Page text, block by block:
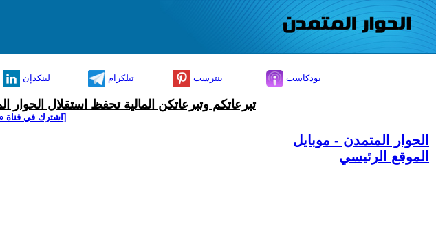
لينكدإن تيلكرام بنترست بودكاست
تبرعاتكم وتبرعاتكن المالية تحفظ استقلال
[اشترك في قناة
الحوار المتمدن - موبايل
الموقع الرئيسي